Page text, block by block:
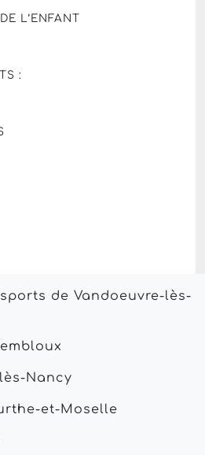
L’ENFANT
:
de Vandoeuvre-lès-
Nancy
et-Moselle